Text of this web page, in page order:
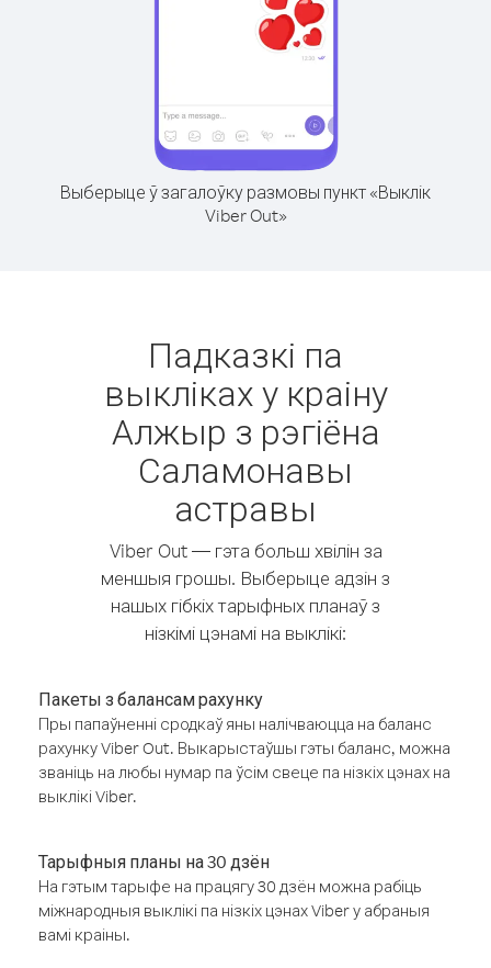
Выберыце ў загалоўку размовы пункт «Выклік
Viber Out»
Падказкі па
выкліках у краіну
Алжыр з рэгіёна
Саламонавы
астравы
Viber Out — гэта больш хвілін за
меншыя грошы. Выберыце адзін з
нашых гібкіх тарыфных планаў з
нізкімі цэнамі на выклікі:
Пакеты з балансам рахунку
Пры папаўненні сродкаў яны налічваюцца на баланс
рахунку Viber Out. Выкарыстаўшы гэты баланс, можна
званіць на любы нумар па ўсім свеце па нізкіх цэнах на
выклікі Viber.
Тарыфныя планы на 30 дзён
На гэтым тарыфе на працягу 30 дзён можна рабіць
міжнародныя выклікі па нізкіх цэнах Viber у абраныя
вамі краіны.